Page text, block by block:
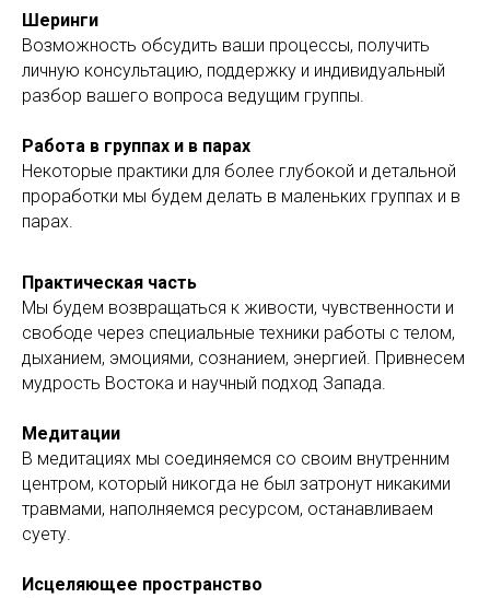
Шеринги
Возможность обсудить ваши процессы, получить
личную консультацию, поддержку и индивидуальный
разбор вашего вопроса ведущим группы.
Работа в группах и в парах
Некоторые практики для более глубокой и детальной
проработки мы будем делать в маленьких группах и в
парах.
Практическая часть
Мы будем возвращаться к живости, чувственности и
свободе через специальные техники работы с телом,
дыханием, эмоциями, сознанием, энергией. Привнесем
мудрость Востока и научный подход Запада.
Медитации
В медитациях мы соединяемся со своим внутренним
центром, который никогда не был затронут никакими
травмами, наполняемся ресурсом, останавливаем
суету.
Исцеляющее пространство